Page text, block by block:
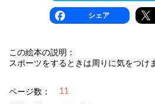
シェア
この絵本の説明：
スポーツをするときは周りに気をつけ
ページ数： 11